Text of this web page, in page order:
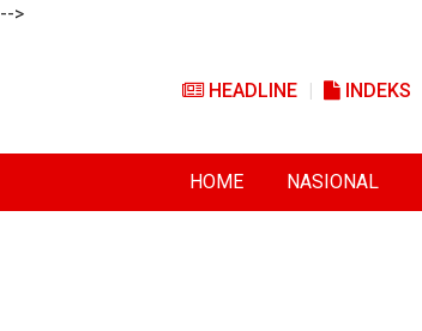
-->
HEADLINE INDEKS
HOME NASIONAL